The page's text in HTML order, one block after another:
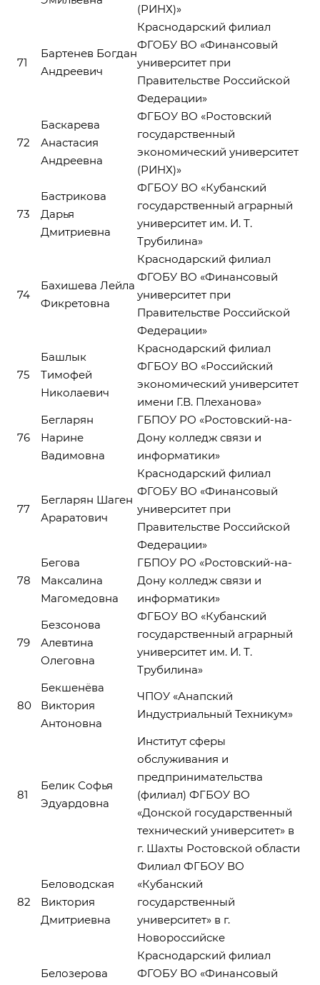
(РИНХ)»
71
Бартенев Богдан
Андреевич
Краснодарский филиал
ФГОБУ ВО «Финансовый
университет при
Правительстве Российской
Федерации»
72
Баскарева
Анастасия
Андреевна
ФГБОУ ВО «Ростовский
государственный
экономический университет
(РИНХ)»
73
Бастрикова
Дарья
Дмитриевна
ФГБОУ ВО «Кубанский
государственный аграрный
университет им. И. Т.
Трубилина»
74
Бахишева Лейла
Фикретовна
Краснодарский филиал
ФГОБУ ВО «Финансовый
университет при
Правительстве Российской
Федерации»
75
Башлык
Тимофей
Николаевич
Краснодарский филиал
ФГБОУ ВО «Российский
экономический университет
имени Г.В. Плеханова»
76
Бегларян
Нарине
Вадимовна
ГБПОУ РО «Ростовский-на-
Дону колледж связи и
информатики»
77
Бегларян Шаген
Араратович
Краснодарский филиал
ФГОБУ ВО «Финансовый
университет при
Правительстве Российской
Федерации»
78
Бегова
Максалина
Магомедовна
ГБПОУ РО «Ростовский-на-
Дону колледж связи и
информатики»
79
Безсонова
Алевтина
Олеговна
ФГБОУ ВО «Кубанский
государственный аграрный
университет им. И. Т.
Трубилина»
80
Бекшенёва
Виктория
Антоновна
ЧПОУ «Анапский
Индустриальный Техникум»
81
Белик Софья
Эдуардовна
Институт сферы
обслуживания и
предпринимательства
(филиал) ФГБОУ ВО
«Донской государственный
технический университет» в
г. Шахты Ростовской области
82
Беловодская
Виктория
Дмитриевна
Филиал ФГБОУ ВО
«Кубанский
государственный
университет» в г.
Новороссийске
Белозерова
Краснодарский филиал
ФГОБУ ВО «Финансовый